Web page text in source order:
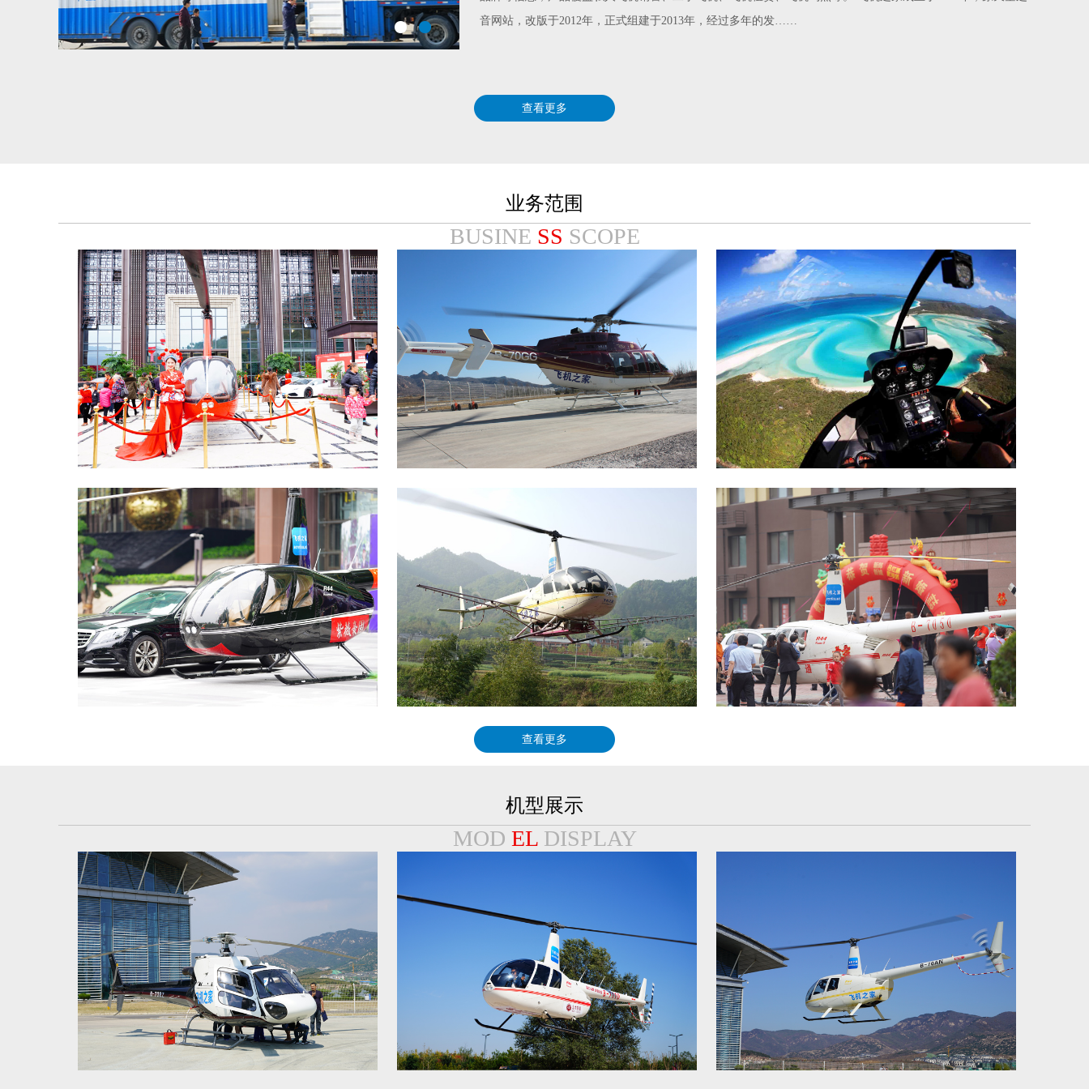
音网站，改版于2012年，正式组建于2013年，经过多年的发……
查看更多
业务范围
BUSINE SS SCOPE
查看更多
机型展示
MOD ELDISPLAY